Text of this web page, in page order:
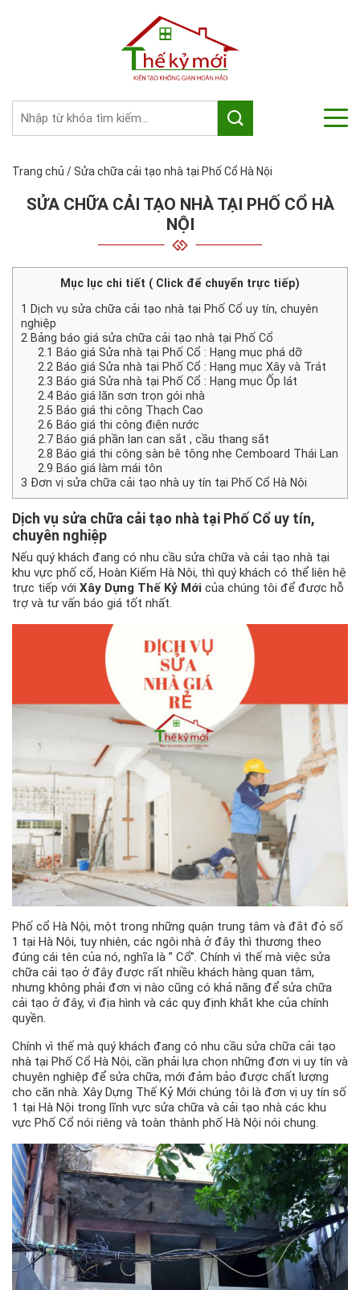
Trang chủ /Sửa chữa cải tạo nhà tại Phố Cổ Hà Nội
SỬA CHỮA CẢI TẠO NHÀ TẠI PHỐ CỔ HÀ
NỘI
Mục lục chi tiết ( Click để chuyển trực tiếp)
1 Dịch vụ sửa chữa cải tạo nhà tại Phố Cổ uy tín, chuyên
nghiệp
2 Bảng báo giá sửa chữa cải tạo nhà tại Phố Cổ
2.1 Báo giá Sửa nhà tại Phố Cổ : Hạng mục phá dỡ
2.2 Báo giá Sửa nhà tại Phố Cổ : Hạng mục Xây và Trát
2.3 Báo giá Sửa nhà tại Phố Cổ : Hạng mục Ốp lát
2.4 Báo giá lăn sơn trọn gói nhà
2.5 Báo giá thi công Thạch Cao
2.6 Báo giá thi công điện nước
2.7 Báo giá phần lan can sắt , cầu thang sắt
2.8 Báo giá thi công sàn bê tông nhẹ Cemboard Thái Lan
2.9 Báo giá làm mái tôn
3 Đơn vị sửa chữa cải tạo nhà uy tín tại Phố Cổ Hà Nội
Dịch vụ sửa chữa cải tạo nhà tại Phố Cổ uy tín,
chuyên nghiệp
Nếu quý khách đang có nhu cầu sửa chữa và cải tạo nhà tại
khu vực phố cổ, Hoàn Kiếm Hà Nội, thì quý khách có thể liên hệ
trực tiếp với Xây Dựng Thế Kỷ Mới của chúng tôi để được hỗ
trợ và tư vấn báo giá tốt nhất.
Phố cổ Hà Nội, một trong những quận trung tâm và đắt đỏ số
1 tại Hà Nội, tuy nhiên, các ngôi nhà ở đây thì thương theo
đúng cái tên của nó, nghĩa là ” Cổ”. Chính vì thế mà việc sửa
chữa cải tạo ở đây được rất nhiều khách hàng quan tâm,
nhưng không phải đơn vị nào cũng có khả năng để sửa chữa
cải tạo ở đây, vì địa hình và các quy định khắt khe của chính
quyền.
Chính vì thế mà quý khách đang có nhu cầu sửa chữa cải tạo
nhà tại Phố Cổ Hà Nội, cần phải lựa chọn những đơn vị uy tín và
chuyên nghiệp để sửa chữa, mới đảm bảo được chất lượng
cho căn nhà. Xây Dựng Thế Kỷ Mới chúng tôi là đơn vị uy tín số
1 tại Hà Nội trong lĩnh vực sửa chữa và cải tạo nhà các khu
vực Phố Cổ nói riêng và toàn thành phố Hà Nội nói chung.